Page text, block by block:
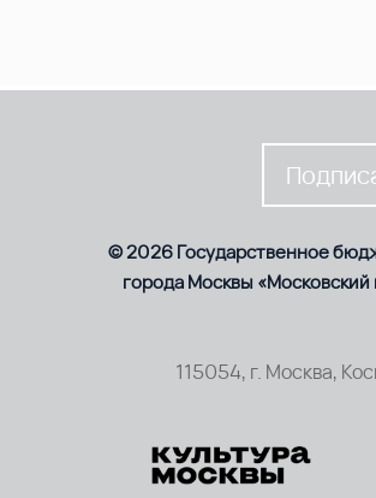
© 2026 Государственное
города Москвы
115054, г. Москва,